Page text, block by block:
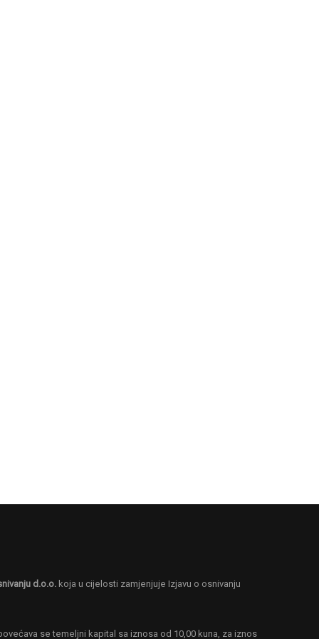
d.o.o.koja u cijelosti zamjenjuje Izjavu o osnivanju
se temeljni kapital sa iznosa od 10,00 kuna, za iznos